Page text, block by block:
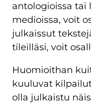
antologioissa tai
medioissa, voit
julkaissut
tileilläsi, voit
Huomioithan
kuuluvat
olla julkaistu